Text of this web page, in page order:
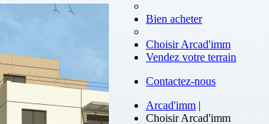
Bien acheter
Choisir Arcad'imm
Vendez votre terrain
Contactez-nous
Arcad'imm |
Choisir Arcad'imm